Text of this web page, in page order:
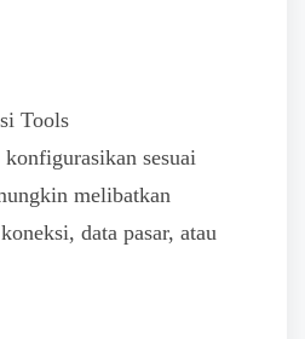
Tools
sesuai
melibatkan
data pasar, atau